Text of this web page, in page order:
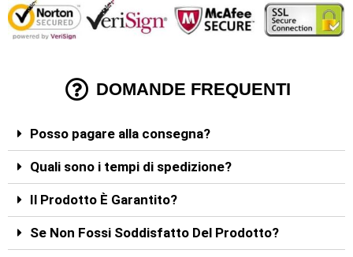
DOMANDE FREQUENTI
Posso pagare alla consegna?
Quali sono i tempi di spedizione?
Il Prodotto È Garantito?
Se Non Fossi Soddisfatto Del Prodotto?